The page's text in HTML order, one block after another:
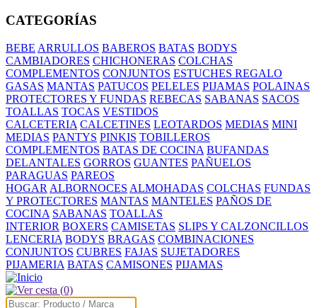
CATEGORÍAS
BEBE ARRULLOS BABEROS BATAS BODYS
CAMBIADORES CHICHONERAS COLCHAS
COMPLEMENTOS CONJUNTOS ESTUCHES REGALO
GASAS MANTAS PATUCOS PELELES PIJAMAS POLAINAS
PROTECTORES Y FUNDAS REBECAS SABANAS SACOS
TOALLAS TOCAS VESTIDOS
CALCETERIA CALCETINES LEOTARDOS MEDIAS MINI
MEDIAS PANTYS PINKIS TOBILLEROS
COMPLEMENTOS BATAS DE COCINA BUFANDAS
DELANTALES GORROS GUANTES PAÑUELOS
PARAGUAS PAREOS
HOGAR ALBORNOCES ALMOHADAS COLCHAS FUNDAS
Y PROTECTORES MANTAS MANTELES PAÑOS DE
COCINA SABANAS TOALLAS
INTERIOR BOXERS CAMISETAS SLIPS Y CALZONCILLOS
LENCERIA BODYS BRAGAS COMBINACIONES
CONJUNTOS CUBRES FAJAS SUJETADORES
PIJAMERIA BATAS CAMISONES PIJAMAS
(0)